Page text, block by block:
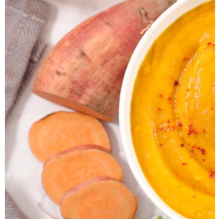
Hlavné jedlá
Šaláty
Dezerty
Nápoje
Ostatné
Motivácia
Zdravie